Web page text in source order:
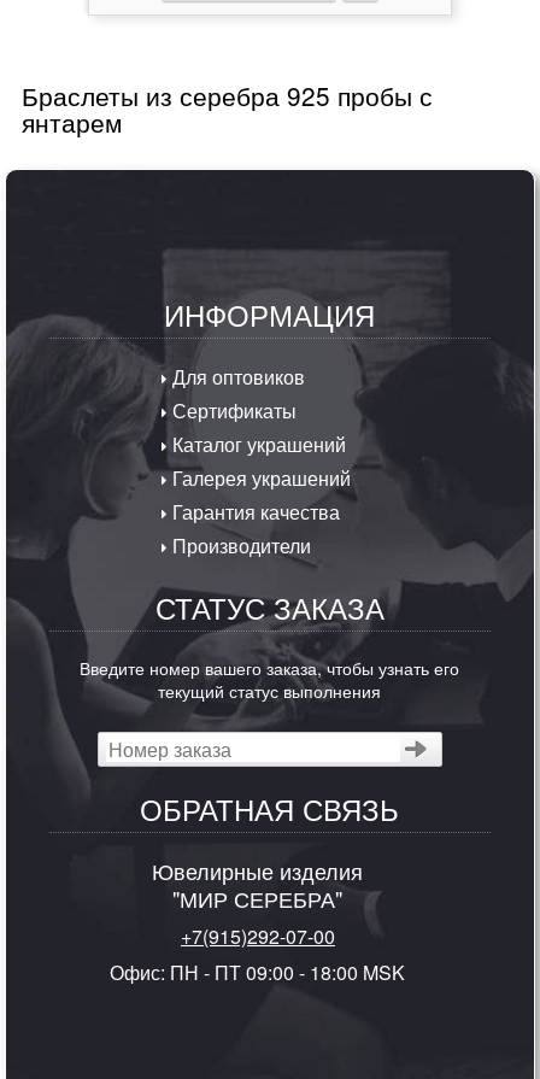
Браслеты из серебра 925 пробы с
янтарем
ИНФОРМАЦИЯ
Для оптовиков
Сертификаты
Каталог украшений
Галерея украшений
Гарантия качества
Производители
СТАТУС ЗАКАЗА
Введите номер вашего заказа, чтобы узнать его
текущий статус выполнения
ОБРАТНАЯ СВЯЗЬ
Ювелирные изделия
"МИР СЕРЕБРА"
+7(915)292-07-00
Офис: ПН - ПТ 09:00 - 18:00 MSK